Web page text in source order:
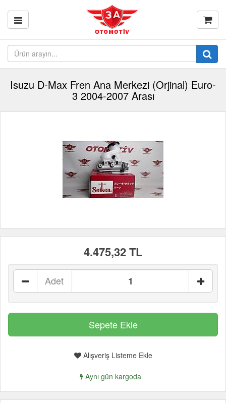
Isuzu D-Max Fren Ana Merkezi (Orjinal) Euro-
3 2004-2007 Arası
4.475,32 TL
Adet
Alışveriş Listeme Ekle
Aynı gün kargoda